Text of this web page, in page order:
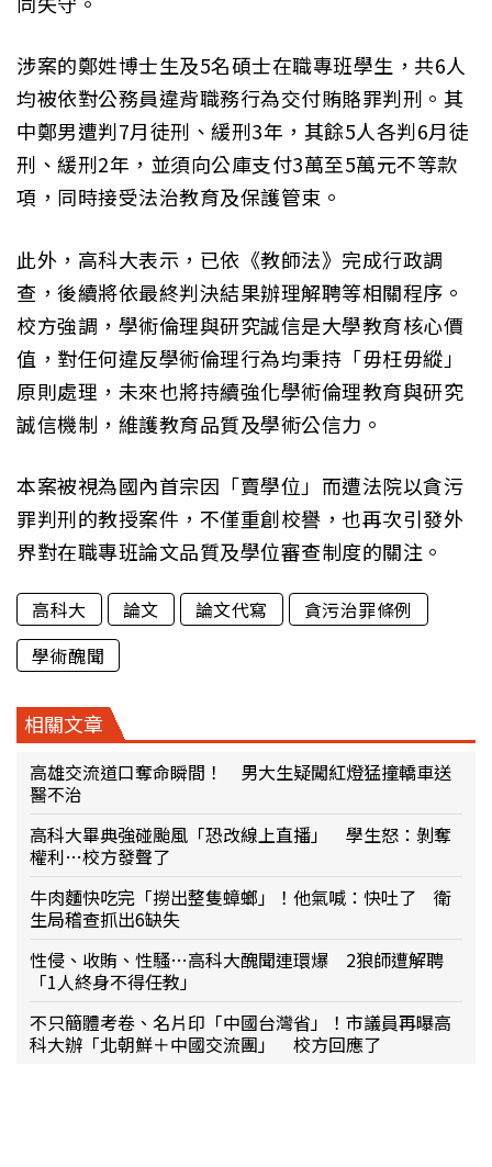
涉案的鄭姓博士生及5名碩士在職專班學生，共6人
均被依對公務員違背職務行為交付賄賂罪判刑。其
中鄭男遭判7月徒刑、緩刑3年，其餘5人各判6月徒
刑、緩刑2年，並須向公庫支付3萬至5萬元不等款
項，同時接受法治教育及保護管束。
此外，高科大表示，已依《教師法》完成行政調
查，後續將依最終判決結果辦理解聘等相關程序。
校方強調，學術倫理與研究誠信是大學教育核心價
值，對任何違反學術倫理行為均秉持「毋枉毋縱」
原則處理，未來也將持續強化學術倫理教育與研究
誠信機制，維護教育品質及學術公信力。
本案被視為國內首宗因「賣學位」而遭法院以貪污
罪判刑的教授案件，不僅重創校譽，也再次引發外
界對在職專班論文品質及學位審查制度的關注。
高科大 論文 論文代寫
貪污治罪條例
學術醜聞
相關文章
高雄交流道口奪命瞬間！ 男大生疑闖紅燈猛撞轎車送
醫不治
高科大畢典強碰颱風「恐改線上直播」 學生怒：剝奪
權利…校方發聲了
牛肉麵快吃完「撈出整隻蟑螂」！他氣喊：快吐了 衛
生局稽查抓出6缺失
性侵、收賄、性騷…高科大醜聞連環爆 2狼師遭解聘
「1人終身不得任教」
不只簡體考卷、名片印「中國台灣省」！市議員再曝高
科大辦「北朝鮮＋中國交流團」 校方回應了